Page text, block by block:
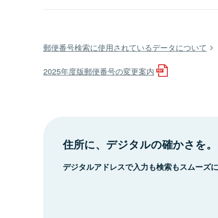
郵便番号検索に使用されているデータについて
2025年度版郵便番号の変更案内
住所に、デジタルの確かさを。
デジタルアドレスで入力も検索もスムーズ